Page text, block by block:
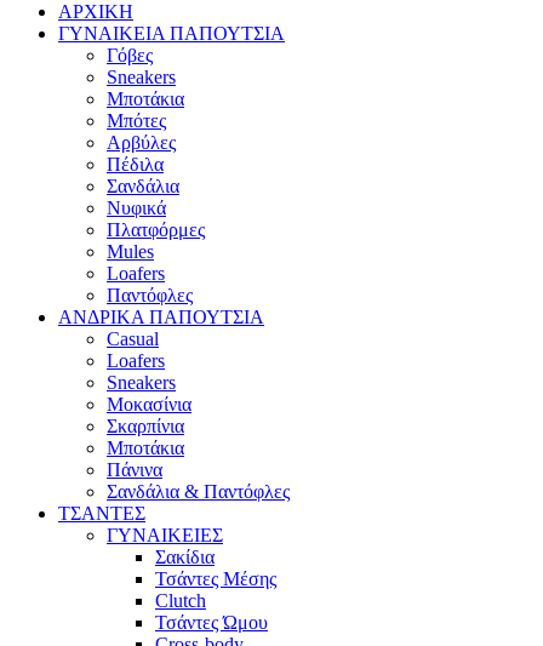
ΑΡΧΙΚΗ
ΓΥΝΑΙΚΕΙΑ ΠΑΠΟΥΤΣΙΑ
Γόβες
Sneakers
Μποτάκια
Μπότες
Αρβύλες
Πέδιλα
Σανδάλια
Νυφικά
Πλατφόρμες
Mules
Loafers
Παντόφλες
ΑΝΔΡΙΚΑ ΠΑΠΟΥΤΣΙΑ
Casual
Loafers
Sneakers
Μοκασίνια
Σκαρπίνια
Μποτάκια
Πάνινα
Σανδάλια & Παντόφλες
ΤΣΑΝΤΕΣ
ΓΥΝΑΙΚΕΙΕΣ
Σακίδια
Τσάντες Μέσης
Clutch
Τσάντες Ώμου